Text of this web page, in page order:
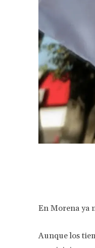
En Morena ya
Aunque los